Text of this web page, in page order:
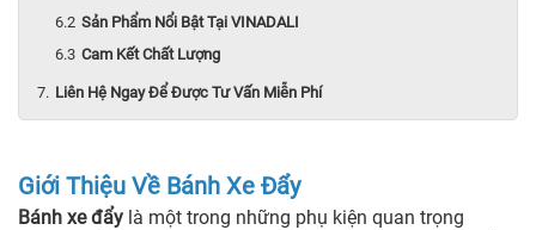
Sản Phẩm Nổi Bật Tại VINADALI
Cam Kết Chất Lượng
Liên Hệ Ngay Để Được Tư Vấn Miễn Phí
Giới Thiệu Về Bánh Xe Đẩy
Bánh xe đẩy là một trong những phụ kiện quan trọng